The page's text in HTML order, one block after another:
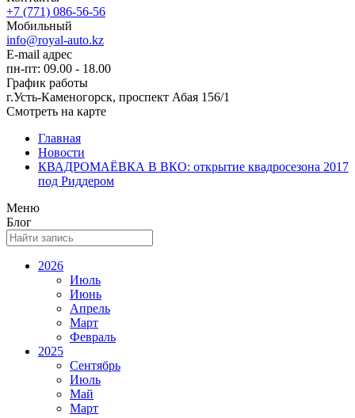
+7 (771) 086-56-56
Мобильный
info@royal-auto.kz
E-mail адрес
пн-пт: 09.00 - 18.00
График работы
г.Усть-Каменогорск, проспект Абая 156/1
Смотреть на карте
Главная
Новости
КВАДРОМАЁВКА В ВКО: открытие квадросезона 2017
под Риддером
Меню
Блог
2026
Июль
Июнь
Апрель
Март
Февраль
2025
Сентябрь
Июль
Май
Март